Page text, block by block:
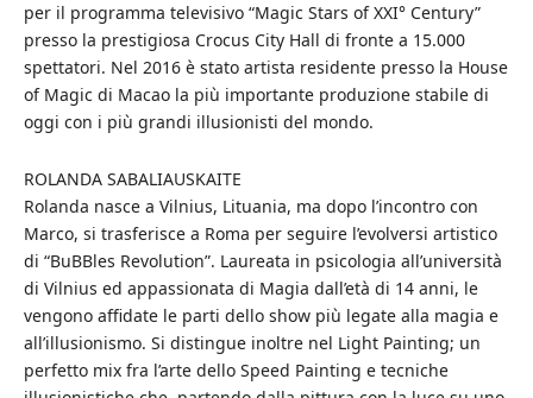
per il programma televisivo “Magic Stars of XXI° Century”
presso la prestigiosa Crocus City Hall di fronte a 15.000
spettatori. Nel 2016 è stato artista residente presso la House
of Magic di Macao la più importante produzione stabile di
oggi con i più grandi illusionisti del mondo.
ROLANDA SABALIAUSKAITE
Rolanda nasce a Vilnius, Lituania, ma dopo l’incontro con
Marco, si trasferisce a Roma per seguire l’evolversi artistico
di “BuBBles Revolution”. Laureata in psicologia all’università
di Vilnius ed appassionata di Magia dall’età di 14 anni, le
vengono affidate le parti dello show più legate alla magia e
all’illusionismo. Si distingue inoltre nel Light Painting; un
perfetto mix fra l’arte dello Speed Painting e tecniche